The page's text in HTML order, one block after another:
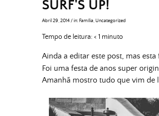
SURF'S UP!
Abril 29, 2014/in: Família, Uncategorized
Tempo de leitura:< 1 minuto
Ainda a editar este post, mas
Foi uma festa de anos super
Amanhã mostro tudo que vim de